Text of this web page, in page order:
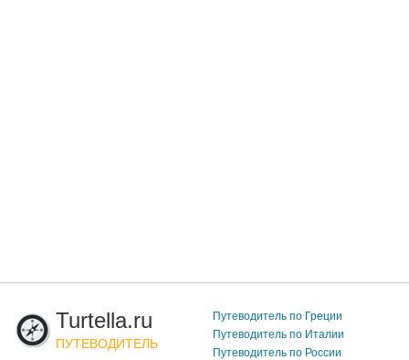
Turtella.ru
ПУТЕВОДИТЕЛЬ
Путеводитель по Греции
Путеводитель по Италии
Путеводитель по России